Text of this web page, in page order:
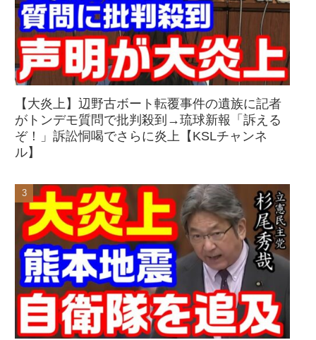
【大炎上】辺野古ボート転覆事件の遺族に記者
がトンデモ質問で批判殺到→琉球新報「訴える
ぞ！」訴訟恫喝でさらに炎上【KSLチャンネ
ル】